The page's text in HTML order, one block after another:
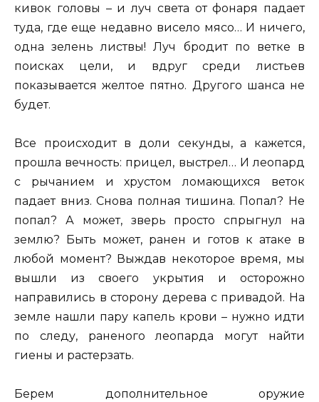
кивок головы – и луч света от фонаря падает
туда, где еще недавно висело мясо… И ничего,
одна зелень листвы! Луч бродит по ветке в
поисках цели, и вдруг среди листьев
показывается желтое пятно. Другого шанса не
будет.
Все происходит в доли секунды, а кажется,
прошла вечность: прицел, выстрел… И леопард
с рычанием и хрустом ломающихся веток
падает вниз. Снова полная тишина. Попал? Не
попал? А может, зверь просто спрыгнул на
землю? Быть может, ранен и готов к атаке в
любой момент? Выждав некоторое время, мы
вышли из своего укрытия и осторожно
направились в сторону дерева с привадой. На
земле нашли пару капель крови – нужно идти
по следу, раненого леопарда могут найти
гиены и растерзать.
Берем дополнительное оружие